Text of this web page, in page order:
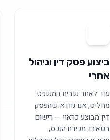
ביצוע פסק דין וניהול
אחרי
עוד לאחר שבית המשפט
מחליט, אנו נוודא שהפסק
דין מבוצע כראוי — רישום
בטאבו, מכירת הנכס,